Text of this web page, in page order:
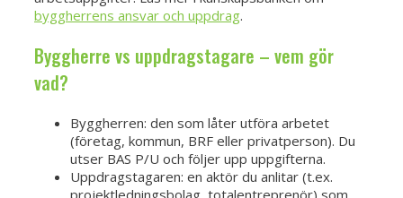
byggherrens ansvar och uppdrag.
Byggherre vs uppdragstagare – vem gör
vad?
Byggherren: den som låter utföra arbetet
(företag, kommun, BRF eller privatperson). Du
utser BAS P/U och följer upp uppgifterna.
Uppdragstagaren: en aktör du anlitar (t.ex.
projektledningsbolag, totalentreprenör) som